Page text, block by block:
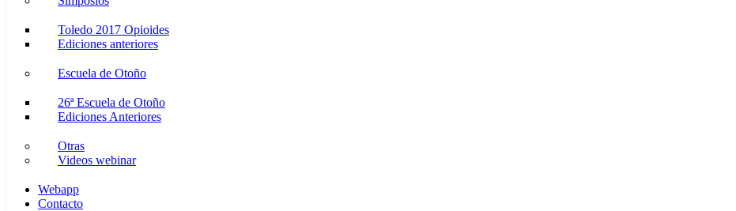
Toledo 2017 Opioides
Ediciones anteriores
Escuela de Otoño
26ª Escuela de Otoño
Ediciones Anteriores
Otras
Videos webinar
Webapp
Contacto